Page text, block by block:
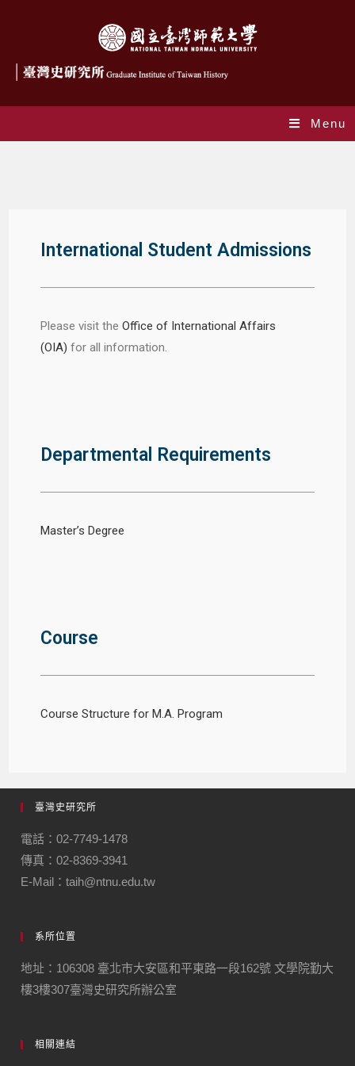
Menu
International Student Admissions
Please visit theOffice of International Affairs
(OIA) for all information.
Departmental Requirements
Master’s Degree
Course
Course Structure for M.A. Program
臺灣史研究所
電話：02-7749-1478
傳真：02-8369-3941
E-Mail：taih@ntnu.edu.tw
系所位置
地址：106308 臺北市大安區和平東路一段162號 文學院勤大
樓3樓307臺灣史研究所辦公室
相關連結